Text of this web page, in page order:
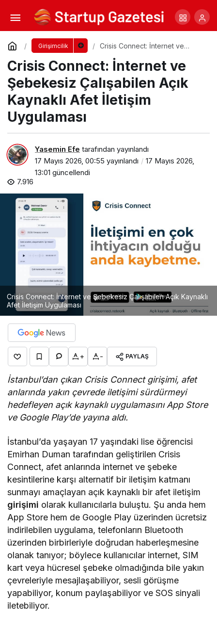
Girişimcilik
Crisis Connect: İnternet ve
Kaynaklı Afet İletişim Uygulaması
Crisis Connect: İnternet ve
Şebekesiz Çalışabilen Açık
Kaynaklı Afet İletişim
Uygulaması
Yasemin Efe tarafından yayınlandı
17 Mayıs 2026, 00:55 yayınlandı
17 Mayıs 2026,
13:01 güncellendi
7.916
Crisis Connect: İnternet ve Şebekesiz Çalışabilen Açık Kaynaklı
Afet İletişim Uygulaması
+ - PAYLAŞ
İstanbul’dan çıkan Crisis Connect girişimi, afet
anlarında yakın çevrede iletişimi sürdürmeyi
hedefleyen açık kaynaklı uygulamasını App Store
ve Google Play’de yayına aldı.
İstanbul’da yaşayan 17 yaşındaki lise öğrencisi
Emirhan Duman tarafından geliştirilen Crisis
Connect, afet anlarında internet ve şebeke
kesintilerine karşı alternatif bir iletişim katmanı
sunmayı amaçlayan açık kaynaklı bir afet iletişim
girişimi olarak kullanıcılarla buluştu. Şu anda hem
App Store hem de Google Play üzerinden ücretsiz
indirilebilen uygulama, telefonların Bluetooth
üzerinden birbirleriyle doğrudan haberleşmesine
olanak tanıyor; böylece kullanıcılar internet, SIM
kart veya hücresel şebeke olmadığında bile yakın
çevreleriyle mesajlaşabiliyor, sesli görüşme
yapabiliyor, konum paylaşabiliyor ve SOS sinyali
iletebiliyor.
Girişimcilikte Bilgiye Ulaşmanın Yeni Yolu:
Podcast’ler Neden Bu Kadar Önemli?
Yorum Yap Paylaş